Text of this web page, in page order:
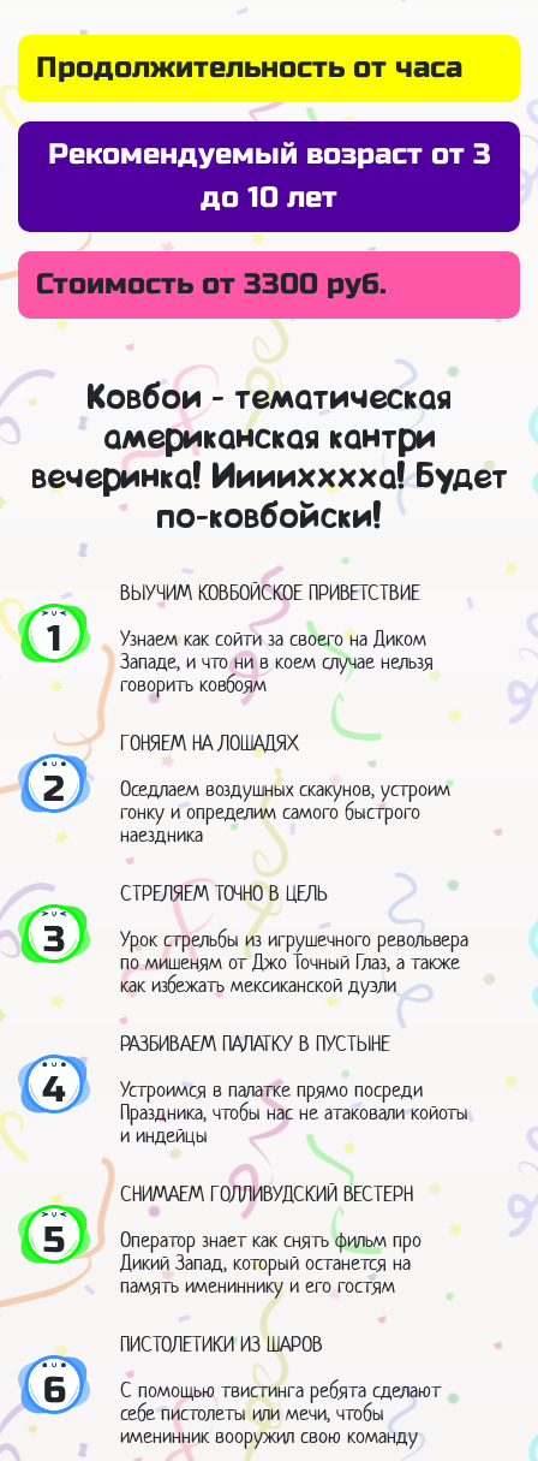
Продолжительность от часа
Рекомендуемый возраст от 3
до 10 лет
Стоимость от 3300 руб.
Ковбои - тематическая
американская кантри
вечеринка! Иииихххха! Будет
по-ковбойски!
1
ВЫУЧИМ КОВБОЙСКОЕ ПРИВЕТСТВИЕ
Узнаем как сойти за своего на Диком
Западе, и что ни в коем случае нельзя
говорить ковбоям
2
ГОНЯЕМ НА ЛОШАДЯХ
Оседлаем воздушных скакунов, устроим
гонку и определим самого быстрого
наездника
3
СТРЕЛЯЕМ ТОЧНО В ЦЕЛЬ
Урок стрельбы из игрушечного револьвера
по мишеням от Джо Точный Глаз, а также
как избежать мексиканской дуэли
4
РАЗБИВАЕМ ПАЛАТКУ В ПУСТЫНЕ
Устроимся в палатке прямо посреди
Праздника, чтобы нас не атаковали койоты
и индейцы
5
СНИМАЕМ ГОЛЛИВУДСКИЙ ВЕСТЕРН
Оператор знает как снять фильм про
Дикий Запад, который останется на
память имениннику и его гостям
6
ПИСТОЛЕТИКИ ИЗ ШАРОВ
С помощью твистинга ребята сделают
себе пистолеты или мечи, чтобы
именинник вооружил свою команду